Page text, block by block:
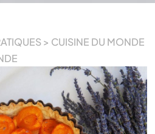
> CUISINE DU MONDE